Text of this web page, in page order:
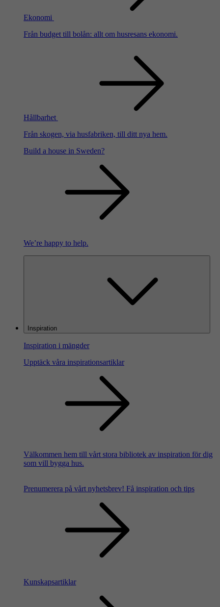
Ekonomi
Från budget till bolån: allt om husresans ekonomi.
Hållbarhet
Från skogen, via husfabriken, till ditt nya hem.
Build a house in Sweden?
We’re happy to help.
Inspiration
Inspiration i mängder
Upptäck våra inspirationsartiklar
Välkommen hem till vårt stora bibliotek av inspiration för dig
som vill bygga hus.
Prenumerera på vårt nyhetsbrev! Få inspiration och tips
Kunskapsartiklar